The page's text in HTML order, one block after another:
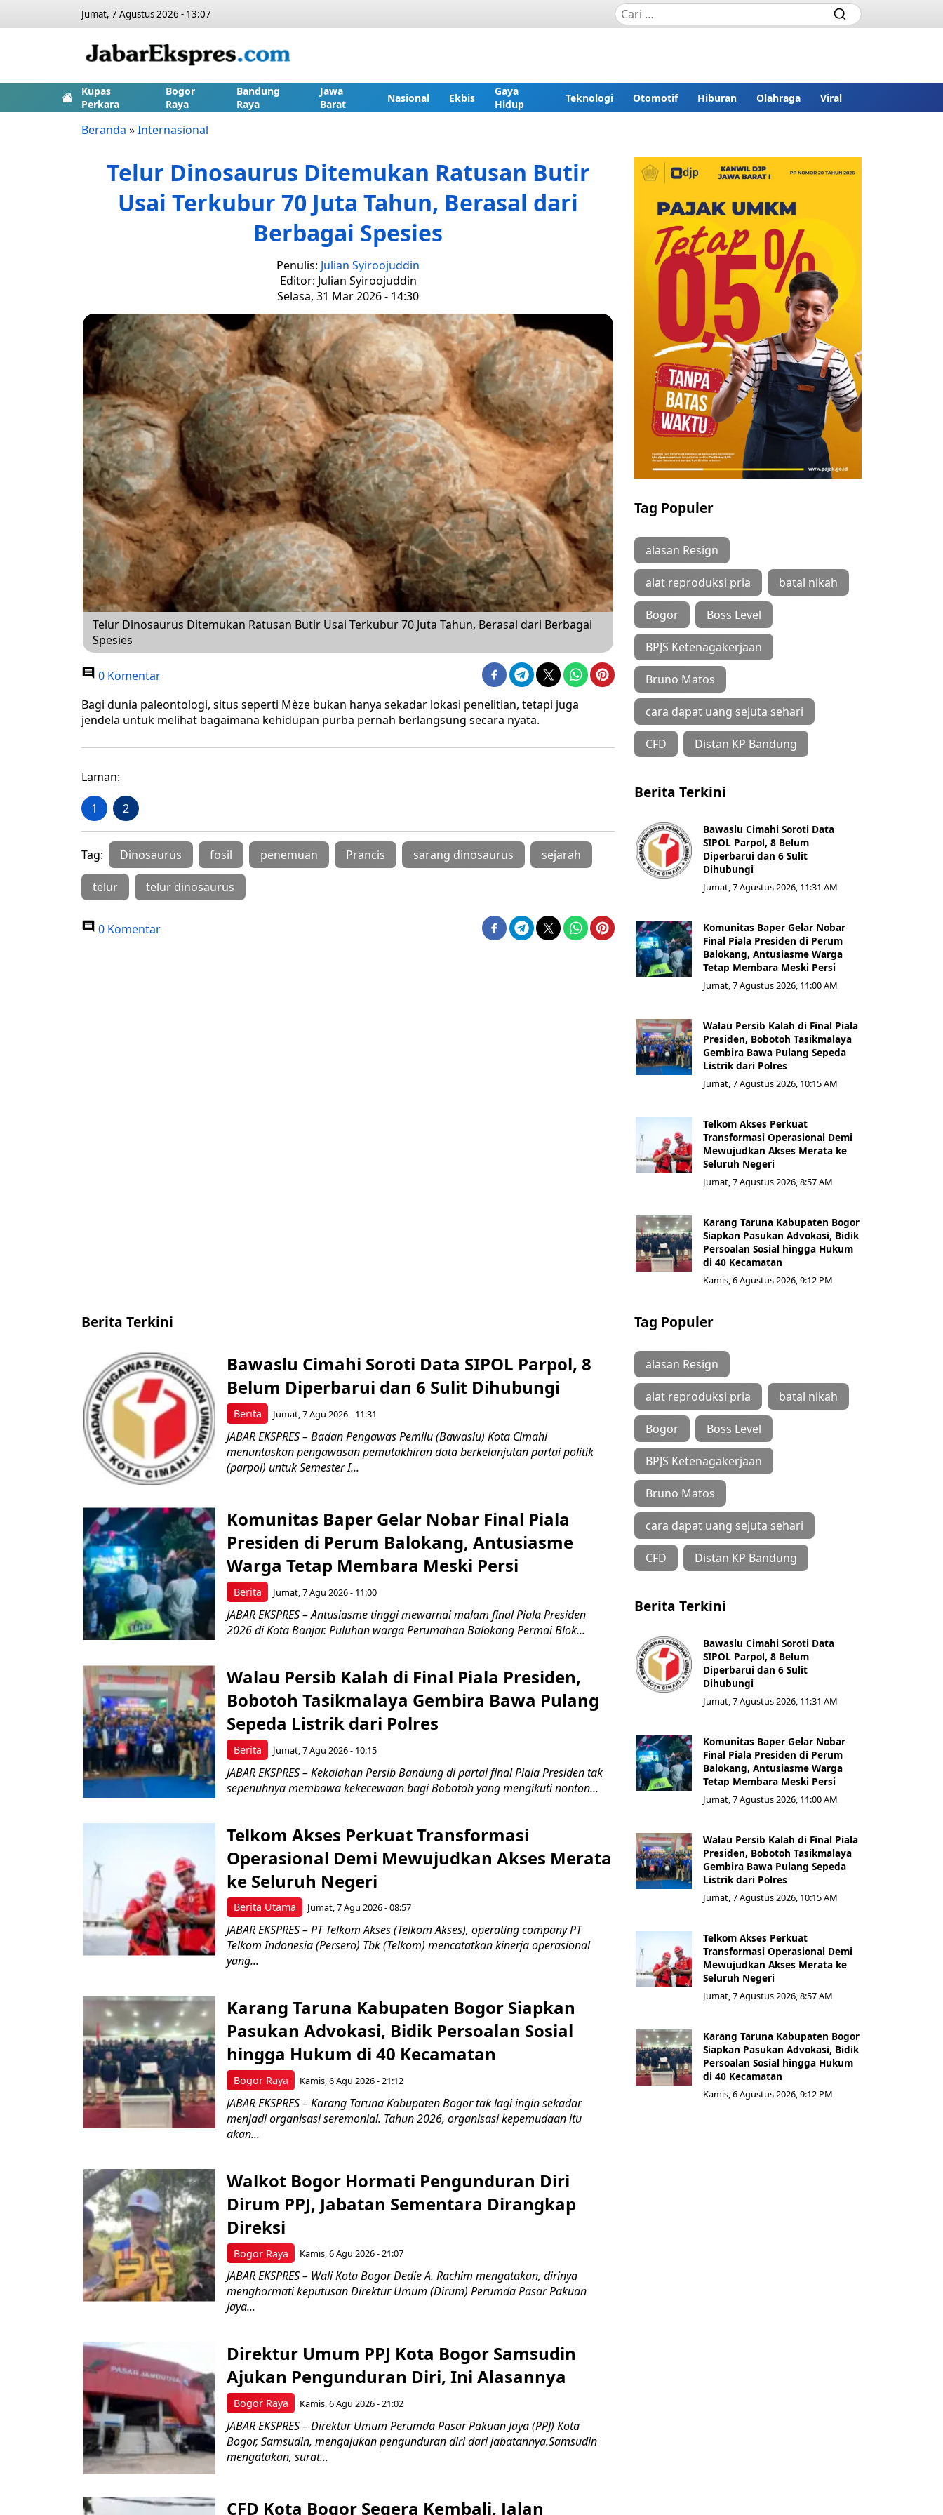
Jumat, 7 Agustus 2026 - 13:07
Kupas
Perkara
Bogor
Raya
Bandung
Raya
Jawa
Barat
Nasional Ekbis
Gaya
Hidup
Teknologi Otomotif Hiburan Olahraga Viral
Beranda »Internasional
Telur Dinosaurus Ditemukan Ratusan Butir
Usai Terkubur 70 Juta Tahun, Berasal dari
Berbagai Spesies
Penulis: Julian Syiroojuddin
Editor: Julian Syiroojuddin
Selasa, 31 Mar 2026 - 14:30
Telur Dinosaurus Ditemukan Ratusan Butir Usai Terkubur 70 Juta Tahun, Berasal dari Berbagai
Spesies
0 Komentar
Bagi dunia paleontologi, situs seperti Mèze bukan hanya sekadar lokasi penelitian, tetapi juga
jendela untuk melihat bagaimana kehidupan purba pernah berlangsung secara nyata.
Laman:
1 2
Tag: Dinosaurus fosil penemuan Prancis sarang dinosaurus sejarah
telur telur dinosaurus
0 Komentar
Tag Populer
alasan Resign
alat reproduksi pria batal nikah
Bogor Boss Level
BPJS Ketenagakerjaan
Bruno Matos
cara dapat uang sejuta sehari
CFD Distan KP Bandung
Berita Terkini
Bawaslu Cimahi Soroti Data
SIPOL Parpol, 8 Belum
Diperbarui dan 6 Sulit
Dihubungi
Jumat, 7 Agustus 2026, 11:31 AM
Komunitas Baper Gelar Nobar
Final Piala Presiden di Perum
Balokang, Antusiasme Warga
Tetap Membara Meski Persi
Jumat, 7 Agustus 2026, 11:00 AM
Walau Persib Kalah di Final Piala
Presiden, Bobotoh Tasikmalaya
Gembira Bawa Pulang Sepeda
Listrik dari Polres
Jumat, 7 Agustus 2026, 10:15 AM
Telkom Akses Perkuat
Transformasi Operasional Demi
Mewujudkan Akses Merata ke
Seluruh Negeri
Jumat, 7 Agustus 2026, 8:57 AM
Karang Taruna Kabupaten Bogor
Siapkan Pasukan Advokasi, Bidik
Persoalan Sosial hingga Hukum
di 40 Kecamatan
Kamis, 6 Agustus 2026, 9:12 PM
Berita Terkini
Berita
Bawaslu Cimahi Soroti Data SIPOL Parpol, 8
Belum Diperbarui dan 6 Sulit Dihubungi
Jumat, 7 Agu 2026 - 11:31
JABAR EKSPRES – Badan Pengawas Pemilu (Bawaslu) Kota Cimahi
menuntaskan pengawasan pemutakhiran data berkelanjutan partai politik
(parpol) untuk Semester I...
Berita
Komunitas Baper Gelar Nobar Final Piala
Presiden di Perum Balokang, Antusiasme
Warga Tetap Membara Meski Persi
Jumat, 7 Agu 2026 - 11:00
JABAR EKSPRES – Antusiasme tinggi mewarnai malam final Piala Presiden
2026 di Kota Banjar. Puluhan warga Perumahan Balokang Permai Blok...
Berita
Walau Persib Kalah di Final Piala Presiden,
Bobotoh Tasikmalaya Gembira Bawa Pulang
Sepeda Listrik dari Polres
Jumat, 7 Agu 2026 - 10:15
JABAR EKSPRES – Kekalahan Persib Bandung di partai final Piala Presiden tak
sepenuhnya membawa kekecewaan bagi Bobotoh yang mengikuti nonton...
Berita Utama
Telkom Akses Perkuat Transformasi
Operasional Demi Mewujudkan Akses Merata
ke Seluruh Negeri
Jumat, 7 Agu 2026 - 08:57
JABAR EKSPRES – PT Telkom Akses (Telkom Akses), operating company PT
Telkom Indonesia (Persero) Tbk (Telkom) mencatatkan kinerja operasional
yang...
Bogor Raya
Karang Taruna Kabupaten Bogor Siapkan
Pasukan Advokasi, Bidik Persoalan Sosial
hingga Hukum di 40 Kecamatan
Kamis, 6 Agu 2026 - 21:12
JABAR EKSPRES – Karang Taruna Kabupaten Bogor tak lagi ingin sekadar
menjadi organisasi seremonial. Tahun 2026, organisasi kepemudaan itu
akan...
Bogor Raya
Walkot Bogor Hormati Pengunduran Diri
Dirum PPJ, Jabatan Sementara Dirangkap
Direksi
Kamis, 6 Agu 2026 - 21:07
JABAR EKSPRES – Wali Kota Bogor Dedie A. Rachim mengatakan, dirinya
menghormati keputusan Direktur Umum (Dirum) Perumda Pasar Pakuan
Jaya...
Bogor Raya
Direktur Umum PPJ Kota Bogor Samsudin
Ajukan Pengunduran Diri, Ini Alasannya
Kamis, 6 Agu 2026 - 21:02
JABAR EKSPRES – Direktur Umum Perumda Pasar Pakuan Jaya (PPJ) Kota
Bogor, Samsudin, mengajukan pengunduran diri dari jabatannya.Samsudin
mengatakan, surat...
CFD Kota Bogor Segera Kembali, Jalan
Tag Populer
alasan Resign
alat reproduksi pria batal nikah
Bogor Boss Level
BPJS Ketenagakerjaan
Bruno Matos
cara dapat uang sejuta sehari
CFD Distan KP Bandung
Berita Terkini
Bawaslu Cimahi Soroti Data
SIPOL Parpol, 8 Belum
Diperbarui dan 6 Sulit
Dihubungi
Jumat, 7 Agustus 2026, 11:31 AM
Komunitas Baper Gelar Nobar
Final Piala Presiden di Perum
Balokang, Antusiasme Warga
Tetap Membara Meski Persi
Jumat, 7 Agustus 2026, 11:00 AM
Walau Persib Kalah di Final Piala
Presiden, Bobotoh Tasikmalaya
Gembira Bawa Pulang Sepeda
Listrik dari Polres
Jumat, 7 Agustus 2026, 10:15 AM
Telkom Akses Perkuat
Transformasi Operasional Demi
Mewujudkan Akses Merata ke
Seluruh Negeri
Jumat, 7 Agustus 2026, 8:57 AM
Karang Taruna Kabupaten Bogor
Siapkan Pasukan Advokasi, Bidik
Persoalan Sosial hingga Hukum
di 40 Kecamatan
Kamis, 6 Agustus 2026, 9:12 PM